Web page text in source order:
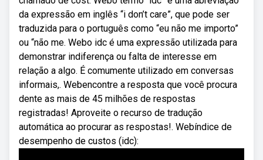
da expressão em inglês “i don’t care”, que pode ser
traduzida para o português como “eu não me importo”
ou “não me. Webo idc é uma expressão utilizada para
demonstrar indiferença ou falta de interesse em
relação a algo. É comumente utilizado em conversas
informais,. Webencontre a resposta que você procura
dente as mais de 45 milhões de respostas
registradas! Aproveite o recurso de tradução
automática ao procurar as respostas!. Webíndice de
desempenho de custos (idc):